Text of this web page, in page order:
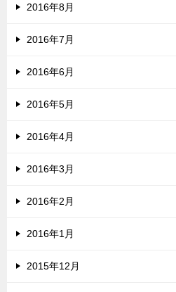
2016年8月
2016年7月
2016年6月
2016年5月
2016年4月
2016年3月
2016年2月
2016年1月
2015年12月